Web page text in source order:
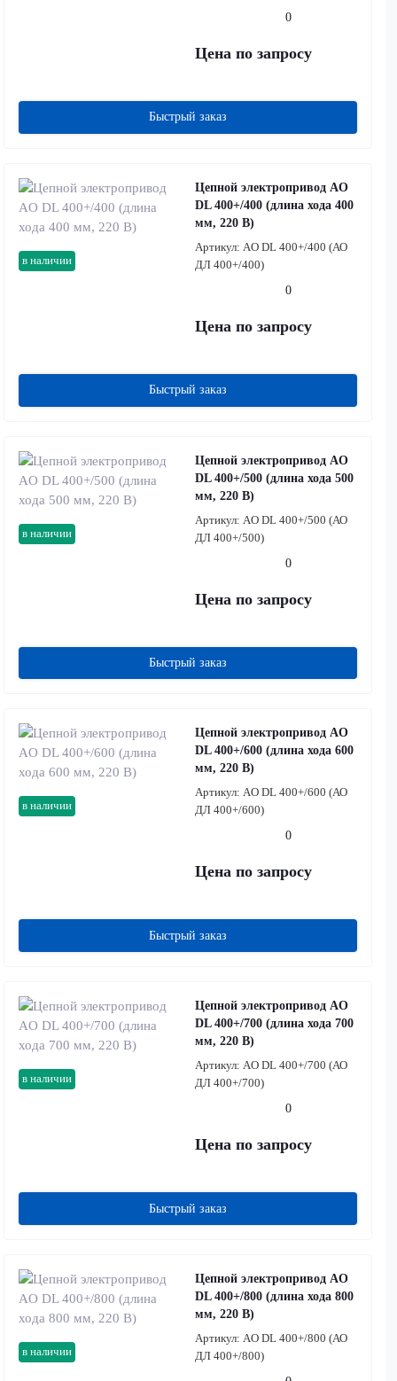
0
Цена по запросу
Быстрый заказ
в наличии
Цепной электропривод AO
DL 400+/400 (длина хода 400
мм, 220 В)
Артикул: AO DL 400+/400 (АО
ДЛ 400+/400)
0
Цена по запросу
Быстрый заказ
в наличии
Цепной электропривод AO
DL 400+/500 (длина хода 500
мм, 220 В)
Артикул: AO DL 400+/500 (АО
ДЛ 400+/500)
0
Цена по запросу
Быстрый заказ
в наличии
Цепной электропривод AO
DL 400+/600 (длина хода 600
мм, 220 В)
Артикул: AO DL 400+/600 (АО
ДЛ 400+/600)
0
Цена по запросу
Быстрый заказ
в наличии
Цепной электропривод AO
DL 400+/700 (длина хода 700
мм, 220 В)
Артикул: AO DL 400+/700 (АО
ДЛ 400+/700)
0
Цена по запросу
Быстрый заказ
в наличии
Цепной электропривод AO
DL 400+/800 (длина хода 800
мм, 220 В)
Артикул: AO DL 400+/800 (АО
ДЛ 400+/800)